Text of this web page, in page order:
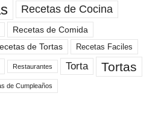
Recetas de Cocina
Recetas de Comida
de Tortas Recetas Faciles
Restaurantes Torta Tortas
de Cumpleaños